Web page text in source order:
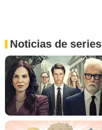
Noticias de series